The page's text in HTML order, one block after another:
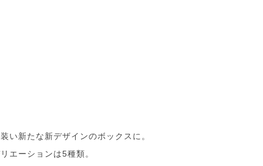
い新たな新デザインのボックスに。
エーションは5種類。